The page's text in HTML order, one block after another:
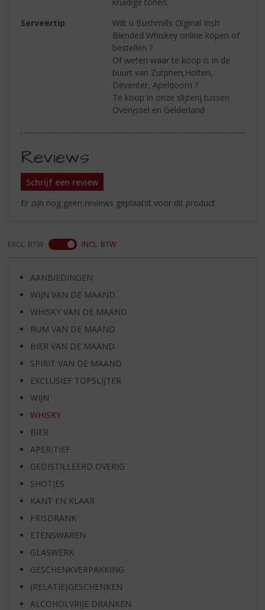
Serveertip
Wilt u Bushmills Oiginal Irish
Blended Whiskey online kopen of
bestellen ?
Of weten waar te koop is in de
buurt van Zutphen,Holten,
Deventer, Apeldoorn ?
Te koop in onze slijterij tussen
Overijssel en Gelderland
Reviews
Schrijf een review
Er zijn nog geen reviews geplaatst voor dit product
EXCL. BTW INCL. BTW
AANBIEDINGEN
WIJN VAN DE MAAND
WHISKY VAN DE MAAND
RUM VAN DE MAAND
BIER VAN DE MAAND
SPIRIT VAN DE MAAND
EXCLUSIEF TOPSLIJTER
WIJN
WHISKY
BIER
APERITIEF
GEDISTILLEERD OVERIG
SHOTJES
KANT EN KLAAR
FRISDRANK
ETENSWAREN
GLASWERK
GESCHENKVERPAKKING
(RELATIE)GESCHENKEN
ALCOHOLVRIJE DRANKEN